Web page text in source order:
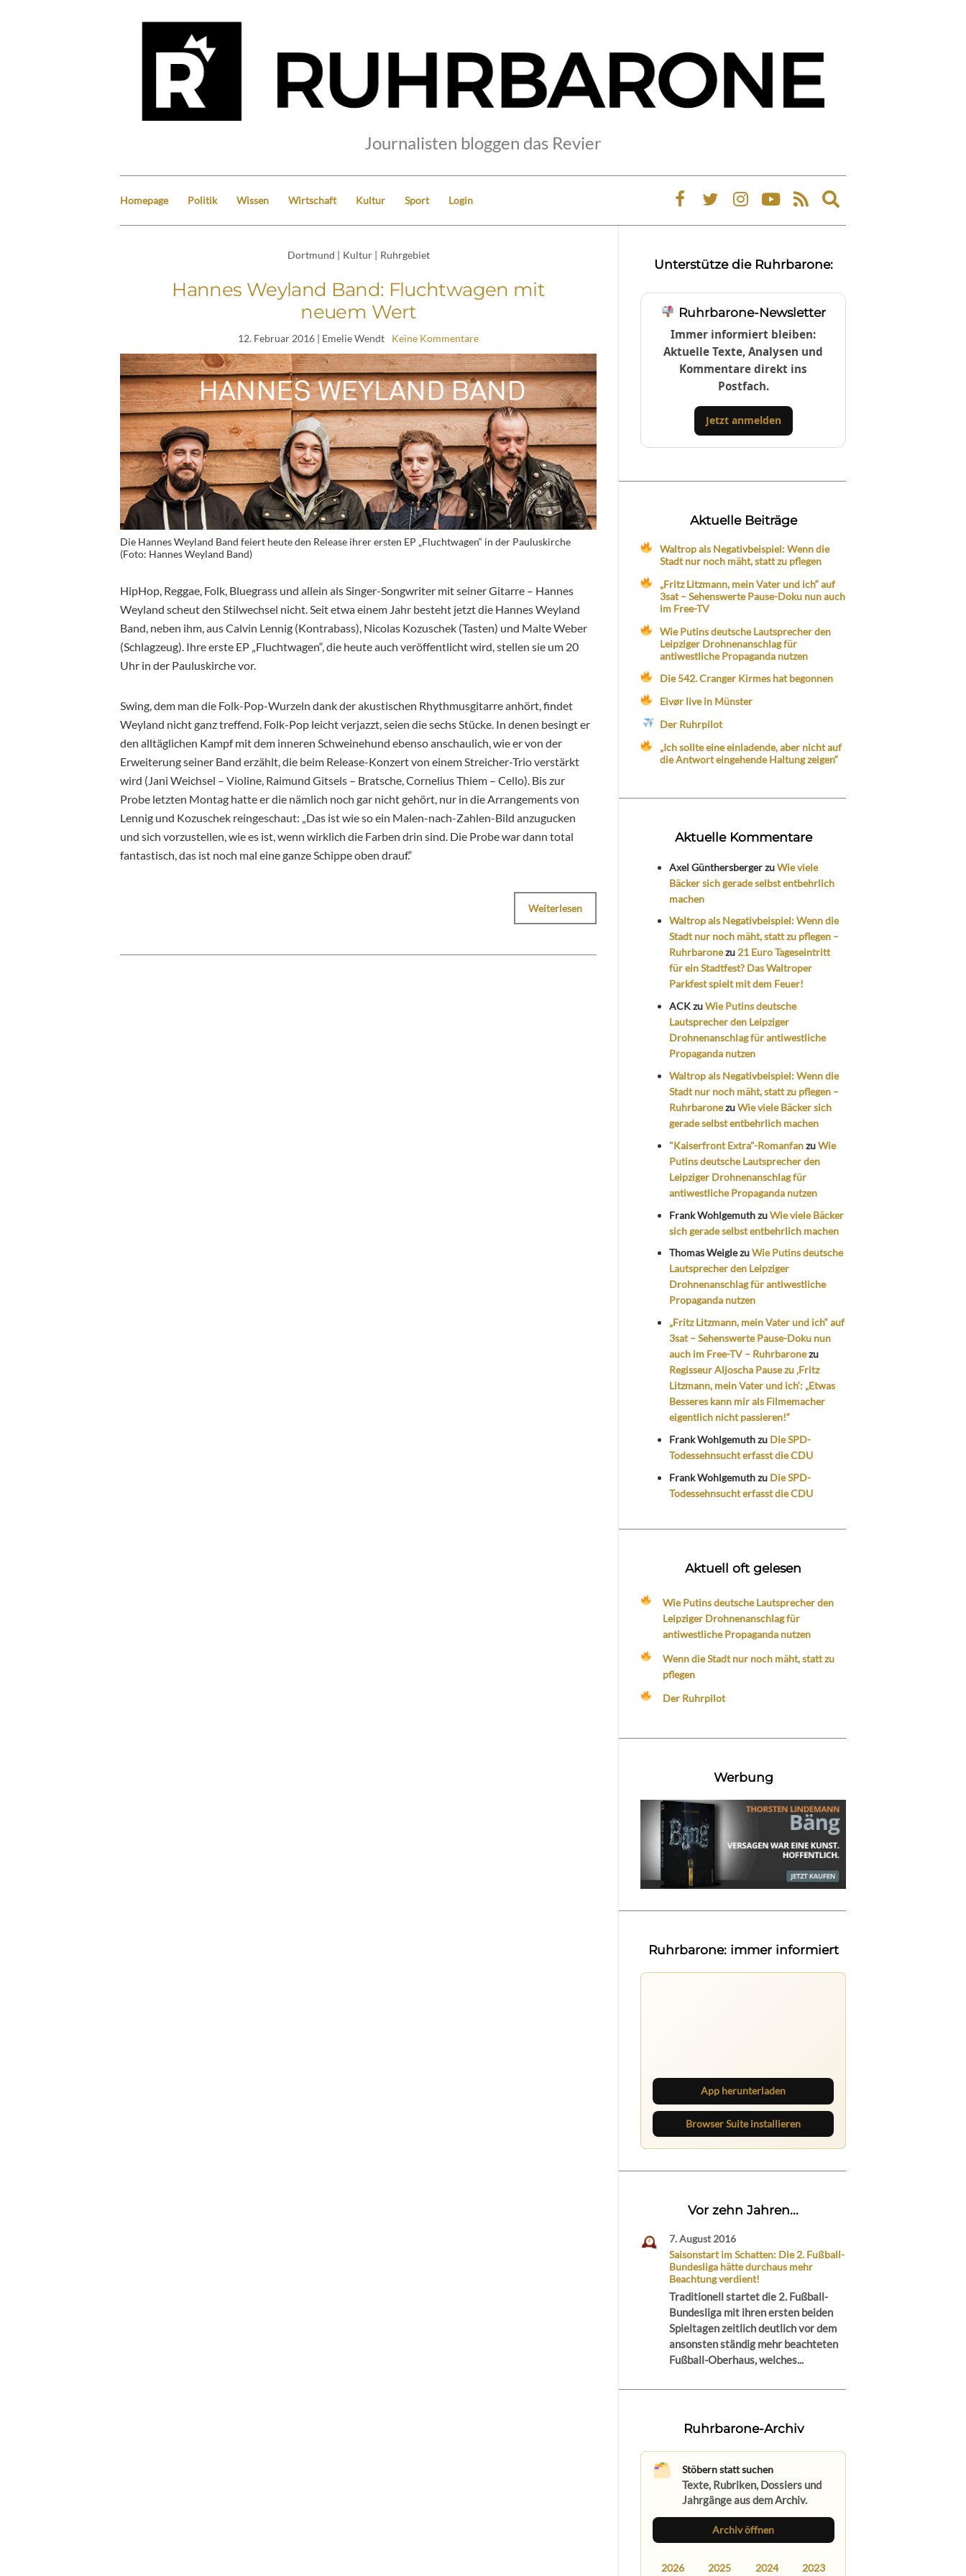
Journalisten bloggen das Revier
Homepage Politik Wissen Wirtschaft Kultur Sport Login
Expand
search
Dortmund | Kultur | Ruhrgebiet
Hannes Weyland Band: Fluchtwagen mit
neuem Wert
12. Februar 2016 | Emelie Wendt Keine Kommentare
Die Hannes Weyland Band feiert heute den Release ihrer ersten EP „Fluchtwagen“ in der Pauluskirche
(Foto: Hannes Weyland Band)
HipHop, Reggae, Folk, Bluegrass und allein als Singer-Songwriter mit seiner Gitarre – Hannes
Weyland scheut den Stilwechsel nicht. Seit etwa einem Jahr besteht jetzt die Hannes Weyland
Band, neben ihm, aus Calvin Lennig (Kontrabass), Nicolas Kozuschek (Tasten) und Malte Weber
(Schlagzeug). Ihre erste EP „Fluchtwagen“, die heute auch veröffentlicht wird, stellen sie um 20
Uhr in der Pauluskirche vor.
Swing, dem man die Folk-Pop-Wurzeln dank der akustischen Rhythmusgitarre anhört, findet
Weyland nicht ganz treffend. Folk-Pop leicht verjazzt, seien die sechs Stücke. In denen besingt er
den alltäglichen Kampf mit dem inneren Schweinehund ebenso anschaulich, wie er von der
Erweiterung seiner Band erzählt, die beim Release-Konzert von einem Streicher-Trio verstärkt
wird (Jani Weichsel – Violine, Raimund Gitsels – Bratsche, Cornelius Thiem – Cello). Bis zur
Probe letzten Montag hatte er die nämlich noch gar nicht gehört, nur in die Arrangements von
Lennig und Kozuschek reingeschaut: „Das ist wie so ein Malen-nach-Zahlen-Bild anzugucken
und sich vorzustellen, wie es ist, wenn wirklich die Farben drin sind. Die Probe war dann total
fantastisch, das ist noch mal eine ganze Schippe oben drauf.“
Weiterlesen
Unterstütze die Ruhrbarone:
Ruhrbarone-Newsletter
Immer informiert bleiben:
Aktuelle Texte, Analysen und
Kommentare direkt ins
Postfach.
Jetzt anmelden
Aktuelle Beiträge
Waltrop als Negativbeispiel: Wenn die
Stadt nur noch mäht, statt zu pflegen
„Fritz Litzmann, mein Vater und ich“ auf
3sat – Sehenswerte Pause-Doku nun auch
im Free-TV
Wie Putins deutsche Lautsprecher den
Leipziger Drohnenanschlag für
antiwestliche Propaganda nutzen
Die 542. Cranger Kirmes hat begonnen
Eivør live in Münster
Der Ruhrpilot
„Ich sollte eine einladende, aber nicht auf
die Antwort eingehende Haltung zeigen“
Aktuelle Kommentare
Axel GünthersbergerzuWie viele
Bäcker sich gerade selbst entbehrlich
machen
Waltrop als Negativbeispiel: Wenn die
Stadt nur noch mäht, statt zu pflegen –
Ruhrbaronezu 21 Euro Tageseintritt
für ein Stadtfest? Das Waltroper
Parkfest spielt mit dem Feuer!
ACKzuWie Putins deutsche
Lautsprecher den Leipziger
Drohnenanschlag für antiwestliche
Propaganda nutzen
Waltrop als Negativbeispiel: Wenn die
Stadt nur noch mäht, statt zu pflegen –
RuhrbaronezuWie viele Bäcker sich
gerade selbst entbehrlich machen
"Kaiserfront Extra"-RomanfanzuWie
Putins deutsche Lautsprecher den
Leipziger Drohnenanschlag für
antiwestliche Propaganda nutzen
Frank WohlgemuthzuWie viele Bäcker
sich gerade selbst entbehrlich machen
Thomas WeiglezuWie Putins deutsche
Lautsprecher den Leipziger
Drohnenanschlag für antiwestliche
Propaganda nutzen
„Fritz Litzmann, mein Vater und ich“ auf
3sat – Sehenswerte Pause-Doku nun
auch im Free-TV – Ruhrbaronezu
Regisseur Aljoscha Pause zu ‚Fritz
Litzmann, mein Vater und ich‘: „Etwas
Besseres kann mir als Filmemacher
eigentlich nicht passieren!“
Frank Wohlgemuthzu Die SPD-
Todessehnsucht erfasst die CDU
Frank Wohlgemuthzu Die SPD-
Todessehnsucht erfasst die CDU
Aktuell oft gelesen
Wie Putins deutsche Lautsprecher den
Leipziger Drohnenanschlag für
antiwestliche Propaganda nutzen
Wenn die Stadt nur noch mäht, statt zu
pflegen
Der Ruhrpilot
Werbung
Ruhrbarone: immer informiert
App herunterladen
Browser Suite installieren
Vor zehn Jahren...
7. August 2016
Saisonstart im Schatten: Die 2. Fußball-
Bundesliga hätte durchaus mehr
Beachtung verdient!
Traditionell startet die 2. Fußball-
Bundesliga mit ihren ersten beiden
Spieltagen zeitlich deutlich vor dem
ansonsten ständig mehr beachteten
Fußball-Oberhaus, welches...
Ruhrbarone-Archiv
Stöbern statt suchen
Texte, Rubriken, Dossiers und
Jahrgänge aus dem Archiv.
Archiv öffnen
2026 2025 2024 2023